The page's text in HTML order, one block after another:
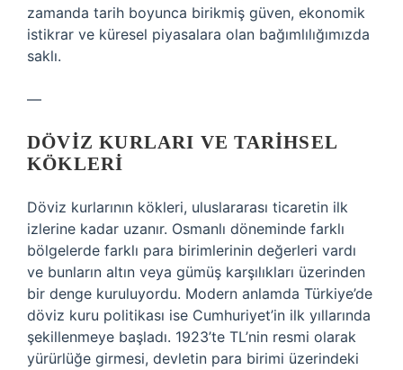
zamanda tarih boyunca birikmiş güven, ekonomik
istikrar ve küresel piyasalara olan bağımlılığımızda
saklı.
—
DÖVIZ KURLARI VE TARIHSEL
KÖKLERI
Döviz kurlarının kökleri, uluslararası ticaretin ilk
izlerine kadar uzanır. Osmanlı döneminde farklı
bölgelerde farklı para birimlerinin değerleri vardı
ve bunların altın veya gümüş karşılıkları üzerinden
bir denge kuruluyordu. Modern anlamda Türkiye’de
döviz kuru politikası ise Cumhuriyet’in ilk yıllarında
şekillenmeye başladı. 1923’te TL’nin resmi olarak
yürürlüğe girmesi, devletin para birimi üzerindeki